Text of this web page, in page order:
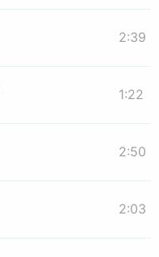
2:39
1:22
2:50
2:03